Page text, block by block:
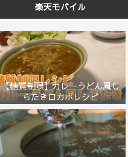
楽天モバイル
【糖質制限】カレーうどん風し
らたきロカボレシピ